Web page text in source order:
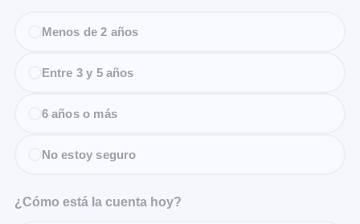
Menos de 2 años
Entre 3 y 5 años
6 años o más
No estoy seguro
¿Cómo está la cuenta hoy?